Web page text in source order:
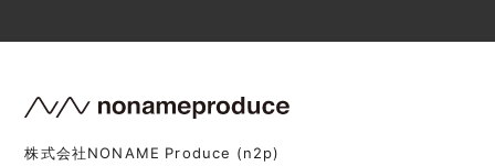
株式会社NONAME Produce (n2p)